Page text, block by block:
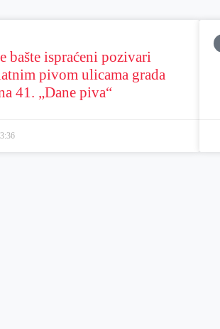
bašte ispraćeni pozivari
pivom ulicama grada
41. „Dane piva“